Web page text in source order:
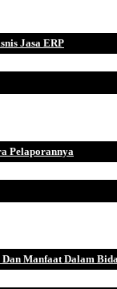
Jasa ERP
Pelaporannya
Manfaat Dalam